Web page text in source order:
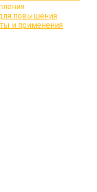
повышения
и применения